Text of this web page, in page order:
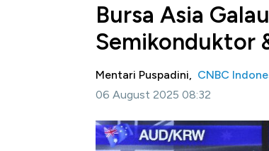
Bursa Asia
Semikonduktor
Mentari Puspadini, CNBC
06 August 2025 08:32